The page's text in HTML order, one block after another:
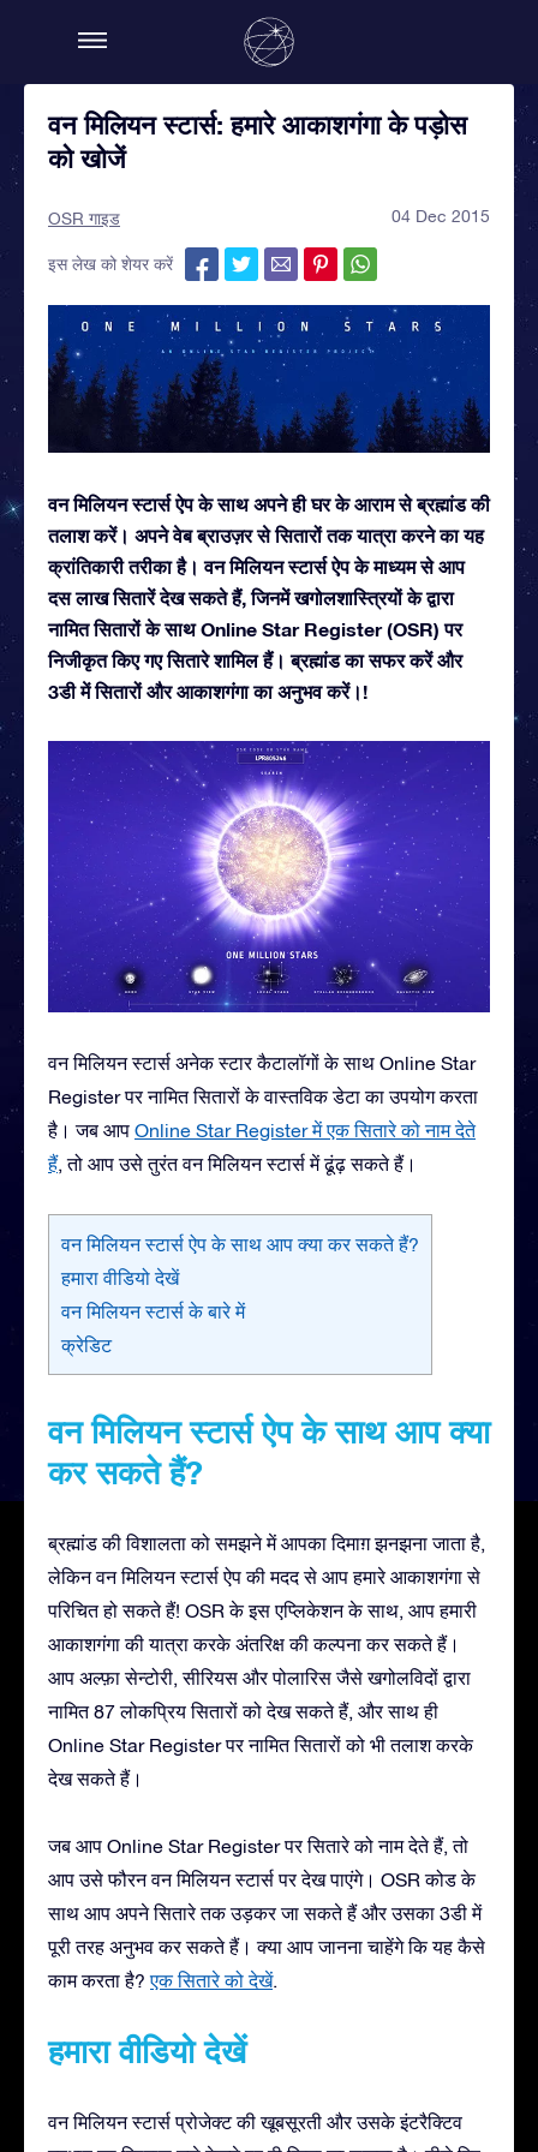
वन मिलियन स्टार्स: हमारे आकाशगंगा के पड़ोस
को खोजें
OSR गाइड 04 Dec 2015
इस लेख को शेयर करें
वन मिलियन स्टार्स ऐप के साथ अपने ही घर के आराम से ब्रह्मांड की
तलाश करें। अपने वेब ब्राउज़र से सितारों तक यात्रा करने का यह
क्रांतिकारी तरीका है। वन मिलियन स्टार्स ऐप के माध्यम से आप
दस लाख सितारें देख सकते हैं, जिनमें खगोलशास्त्रियों के द्वारा
नामित सितारों के साथ Online Star Register (OSR) पर
निजीकृत किए गए सितारे शामिल हैं। ब्रह्मांड का सफर करें और
3डी में सितारों और आकाशगंगा का अनुभव करें।!
वन मिलियन स्टार्स अनेक स्टार कैटालॉगों के साथ Online Star
Register पर नामित सितारों के वास्तविक डेटा का उपयोग करता
है। जब आप Online Star Register में एक सितारे को नाम देते
हैं, तो आप उसे तुरंत वन मिलियन स्टार्स में ढूंढ़ सकते हैं।
वन मिलियन स्टार्स ऐप के साथ आप क्या कर सकते हैं?
हमारा वीडियो देखें
वन मिलियन स्टार्स के बारे में
क्रेडिट
वन मिलियन स्टार्स ऐप के साथ आप क्या
कर सकते हैं?
ब्रह्मांड की विशालता को समझने में आपका दिमाग़ झनझना जाता है,
लेकिन वन मिलियन स्टार्स ऐप की मदद से आप हमारे आकाशगंगा से
परिचित हो सकते हैं! OSR के इस एप्लिकेशन के साथ, आप हमारी
आकाशगंगा की यात्रा करके अंतरिक्ष की कल्पना कर सकते हैं।
आप अल्फ़ा सेन्टोरी, सीरियस और पोलारिस जैसे खगोलविदों द्वारा
नामित 87 लोकप्रिय सितारों को देख सकते हैं, और साथ ही
Online Star Register पर नामित सितारों को भी तलाश करके
देख सकते हैं।
जब आप Online Star Register पर सितारे को नाम देते हैं, तो
आप उसे फौरन वन मिलियन स्टार्स पर देख पाएंगे। OSR कोड के
साथ आप अपने सितारे तक उड़कर जा सकते हैं और उसका 3डी में
पूरी तरह अनुभव कर सकते हैं। क्या आप जानना चाहेंगे कि यह कैसे
काम करता है?एक सितारे को देखें.
हमारा वीडियो देखें
वन मिलियन स्टार्स प्रोजेक्ट की खूबसूरती और उसके इंटरैक्टिव